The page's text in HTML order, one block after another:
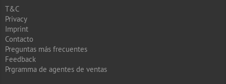
T&C
Privacy
Imprint
Contacto
Preguntas más frecuentes
Feedback
Prgramma de agentes de ventas